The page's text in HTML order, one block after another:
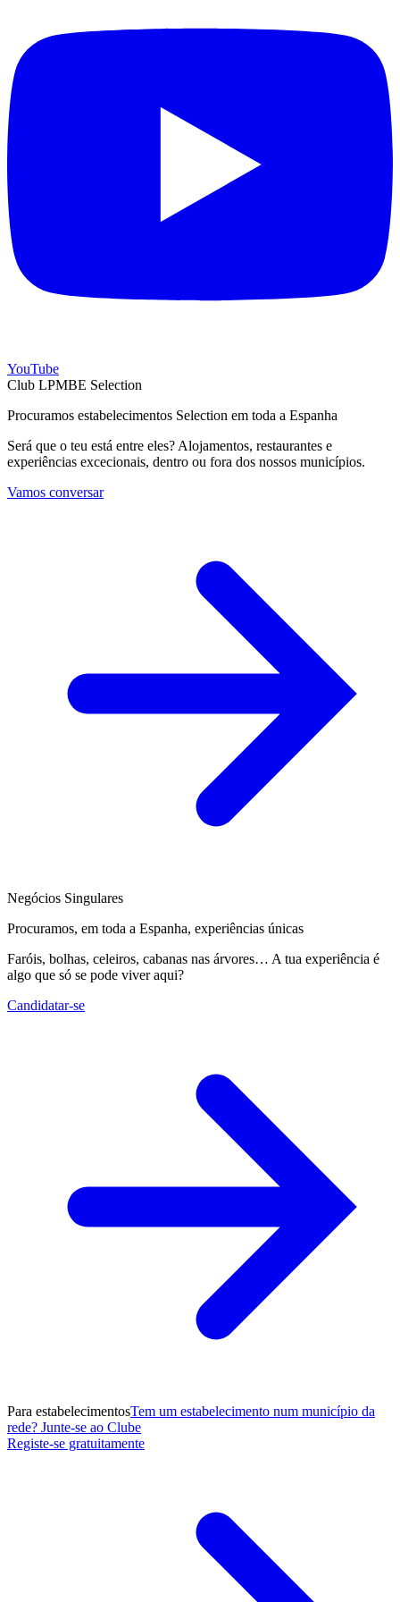
YouTube
Club LPMBE Selection
Procuramos estabelecimentos Selection em toda a Espanha
Será que o teu está entre eles? Alojamentos, restaurantes e
experiências excecionais, dentro ou fora dos nossos municípios.
Vamos conversar
Negócios Singulares
Procuramos, em toda a Espanha, experiências únicas
Faróis, bolhas, celeiros, cabanas nas árvores… A tua experiência é
algo que só se pode viver aqui?
Candidatar-se
Para estabelecimentosTem um estabelecimento num município da
rede? Junte-se ao Clube
Registe-se gratuitamente